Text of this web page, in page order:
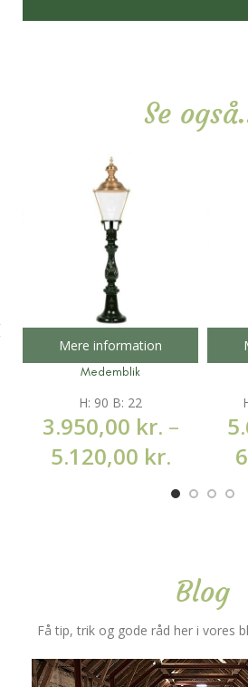
Se
Mere information
Medemblik
H: 90 B: 22
3.950,00 kr. –
5.120,00 kr.
Blog
Få tip, trik og gode råd her i vores